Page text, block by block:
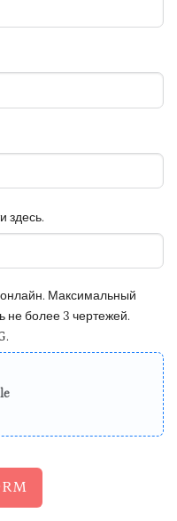
здесь.
Максимальный
не более 3 чертежей.